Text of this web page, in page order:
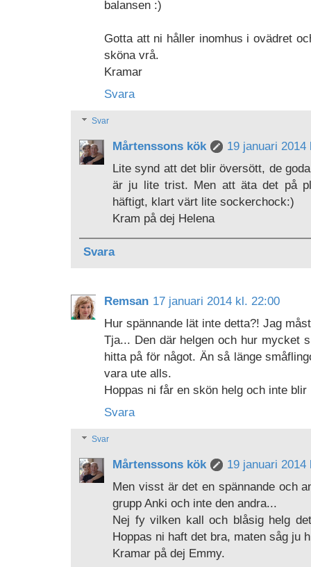
balansen :)
Gotta att ni håller inomhus i ovädret
sköna vrå.
Kramar
Svara
Svar
Mårtenssons kök
19 januari 2014
Lite synd att det blir översött, de
är ju lite trist. Men att äta det på
häftigt, klart värt lite sockerchock:)
Kram på dej Helena
Svara
Remsan 17 januari 2014 kl. 22:00
Hur spännande lät inte detta?! Jag
Tja... Den där helgen och hur mycket
hitta på för något. Än så länge
vara ute alls.
Hoppas ni får en skön helg och inte blir
Svara
Svar
Mårtenssons kök
19 januari 2014
Men visst är det en spännande och
grupp Anki och inte den andra...
Nej fy vilken kall och blåsig helg
Hoppas ni haft det bra, maten såg ju
Kramar på dej Emmy.